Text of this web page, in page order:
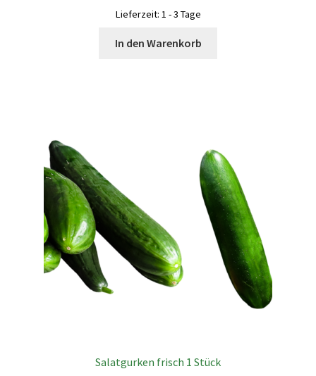
Lieferzeit: 1 - 3 Tage
In den Warenkorb
Salatgurken frisch 1 Stück